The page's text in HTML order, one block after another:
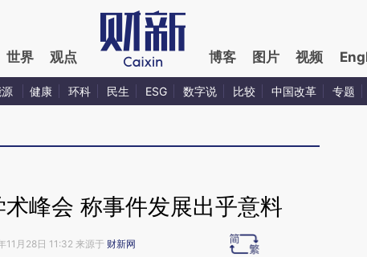
世界 观点 博客 图片 视频
健康 环科 民生 ESG 数字说 比较 中国改革 专题
峰会 称事件发展出乎意料
11月28日 11:32 来源于 财新网